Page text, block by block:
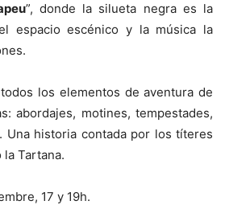
”, donde la silueta negra es la
espacio escénico y la música la
los elementos de aventura de
abordajes, motines, tempestades,
Una historia contada por los títeres
la Tartana.
17 y 19h.